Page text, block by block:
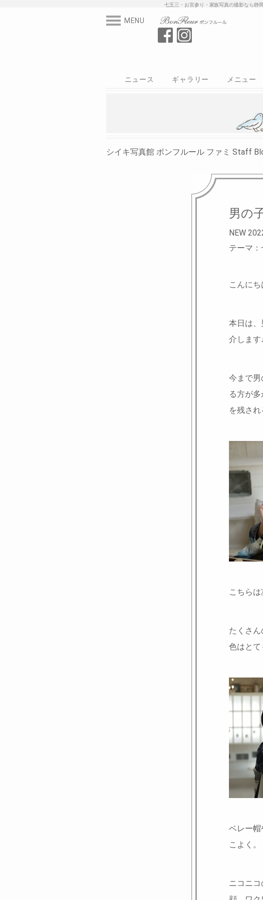
七五三・お宮参り・家族写真
MENU
ニュース
ギャラリー
メニュー
シイキ写真館 ボンフルール ファミ Staff
男の
NEW
テーマ：
こんにち
本日は
介します
今まで
る方が
を残され
こちら
たくさ
色はとて
ベレー
こよく。
ニコニ